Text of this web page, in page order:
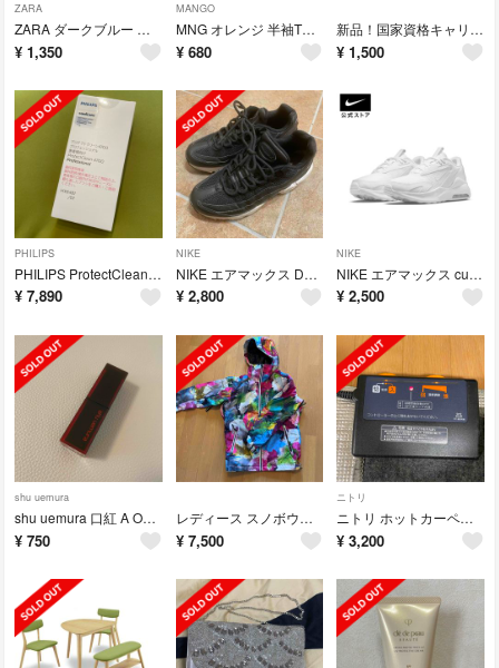
ZARA
ZARA ダークブルー ストレートデニム
¥ 1,350
MANGO
MNG オレンジ 半袖Tシャツ Sサイズ
¥ 680
新品！国家資格キャリアコンサルタント 学科試験 2024年版
¥ 1,500
PHILIPS
PHILIPS ProtectClean 4700 電動歯ブラシ本体
¥ 7,890
NIKE
NIKE エアマックス DH8015-001 23.5cm
¥ 2,800
NIKE
NIKE エアマックス cu4152-100 23.5cm
¥ 2,500
shu uemura
shu uemura 口紅 A OR 598
¥ 750
レディース スノボウェア上下セット
¥ 7,500
ニトリ
ニトリ ホットカーペット
¥ 3,200